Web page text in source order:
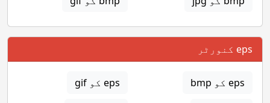
eps کنورٹر
eps کو bmp eps کو gif